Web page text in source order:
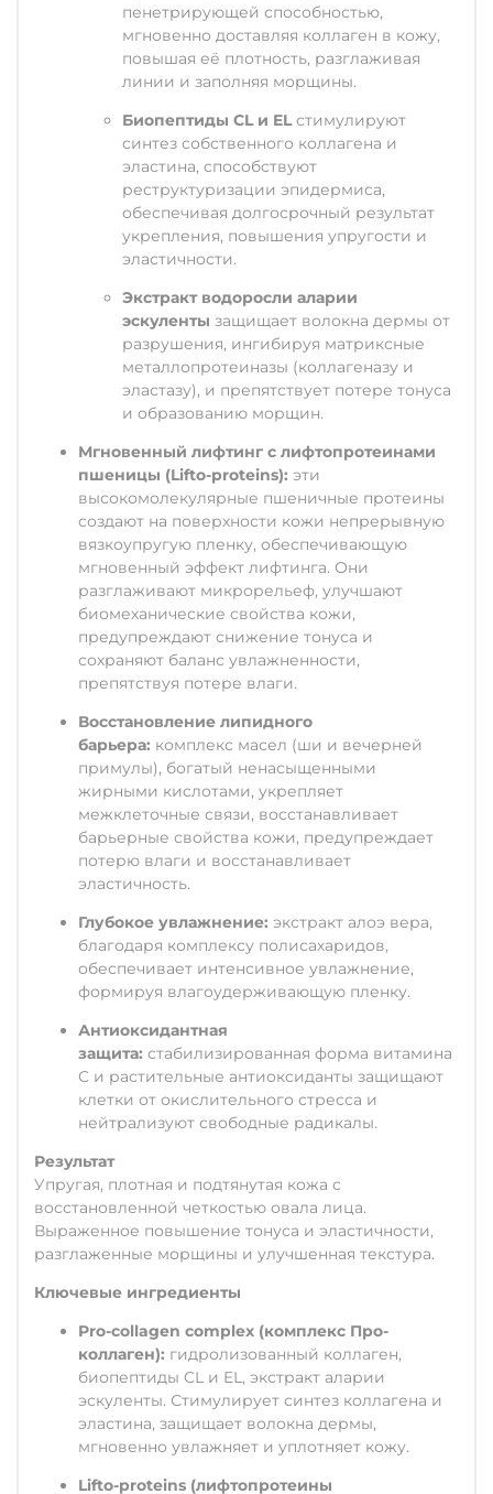
пенетрирующей способностью,
мгновенно доставляя коллаген в кожу,
повышая её плотность, разглаживая
линии и заполняя морщины.
Биопептиды CL и ELстимулируют
синтез собственного коллагена и
эластина, способствуют
реструктуризации эпидермиса,
обеспечивая долгосрочный результат
укрепления, повышения упругости и
эластичности.
Экстракт водоросли аларии
эскуленты защищает волокна дермы от
разрушения, ингибируя матриксные
металлопротеиназы (коллагеназу и
эластазу), и препятствует потере тонуса
и образованию морщин.
Мгновенный лифтинг с лифтопротеинами
пшеницы (Lifto-proteins): эти
высокомолекулярные пшеничные протеины
создают на поверхности кожи непрерывную
вязкоупругую пленку, обеспечивающую
мгновенный эффект лифтинга. Они
разглаживают микрорельеф, улучшают
биомеханические свойства кожи,
предупреждают снижение тонуса и
сохраняют баланс увлажненности,
препятствуя потере влаги.
Восстановление липидного
барьера: комплекс масел (ши и вечерней
примулы), богатый ненасыщенными
жирными кислотами, укрепляет
межклеточные связи, восстанавливает
барьерные свойства кожи, предупреждает
потерю влаги и восстанавливает
эластичность.
Глубокое увлажнение: экстракт алоэ вера,
благодаря комплексу полисахаридов,
обеспечивает интенсивное увлажнение,
формируя влагоудерживающую пленку.
Антиоксидантная
защита: стабилизированная форма витамина
С и растительные антиоксиданты защищают
клетки от окислительного стресса и
нейтрализуют свободные радикалы.
Результат
Упругая, плотная и подтянутая кожа с
восстановленной четкостью овала лица.
Выраженное повышение тонуса и эластичности,
разглаженные морщины и улучшенная текстура.
Ключевые ингредиенты
Pro-collagen complex (комплекс Про-
коллаген): гидролизованный коллаген,
биопептиды CL и EL, экстракт аларии
эскуленты. Стимулирует синтез коллагена и
эластина, защищает волокна дермы,
мгновенно увлажняет и уплотняет кожу.
Lifto-proteins (лифтопротеины